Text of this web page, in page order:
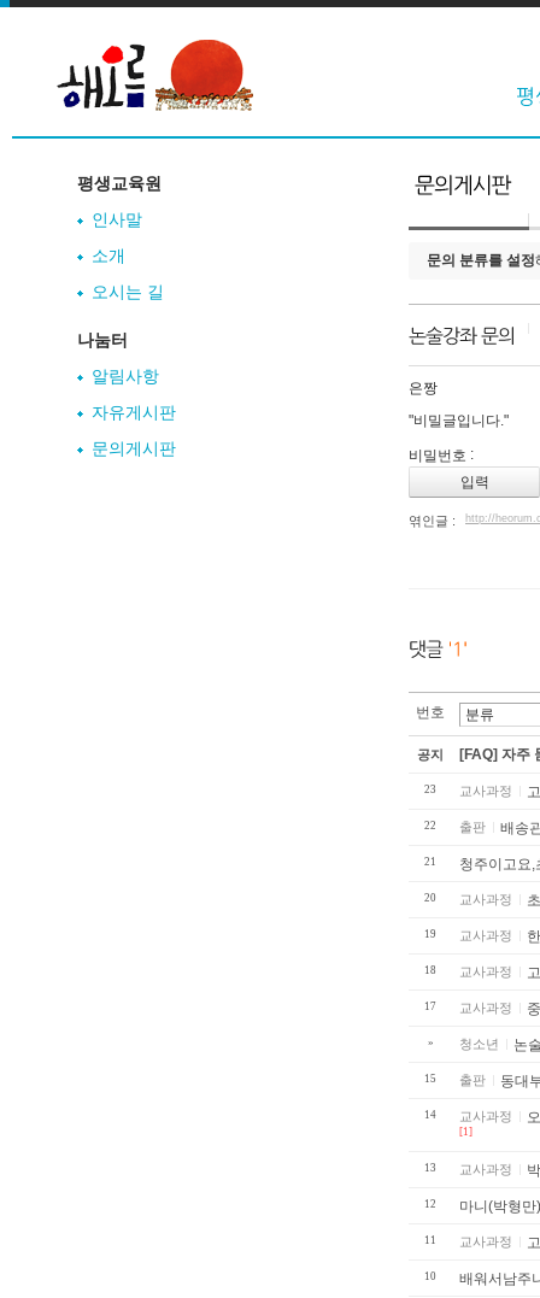
평생교육원
인사말
소개
오시는 길
나눔터
알림사항
자유게시판
문의게시판
문의 분류를 설정
은짱
"비밀글입니다."
비밀번호 :
엮인글 : http://
번호
공지 [FAQ] 자주
23 교사과정
22 출판 배송
21 청주이고요,
20 교사과정
19 교사과정
18 교사과정
17 교사과정
» 청소년 논
15 출판 동대
14 교사과정
[1]
13 교사과정
12 마니(박형
11 교사과정
10 배워서남주